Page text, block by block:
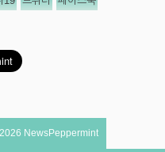
2026 NewsPeppermint